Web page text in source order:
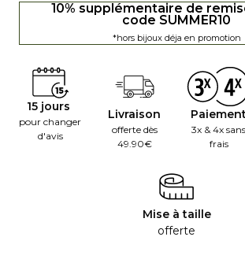
10% supplémentaire de
code SUMMER10
*hors bijoux déja en promotion
15 jours
pour changer
d'avis
Livraison
offerte dès
49.90€
3x & 4x sans
frais
Mise à taille
offerte